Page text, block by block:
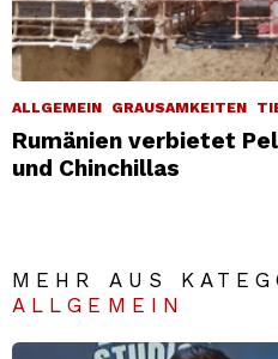
ALLGEMEIN GRAUSAMKEITEN
Rumänien verbietet
und Chinchillas
MEHR AUS
ALLGEMEIN